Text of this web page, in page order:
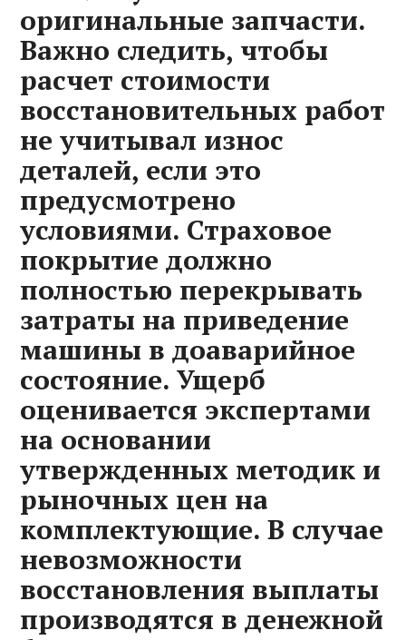
оригинальные запчасти.
Важно следить, чтобы
расчет стоимости
восстановительных работ
не учитывал износ
деталей, если это
предусмотрено
условиями. Страховое
покрытие должно
полностью перекрывать
затраты на приведение
машины в доаварийное
состояние. Ущерб
оценивается экспертами
на основании
утвержденных методик и
рыночных цен на
комплектующие. В случае
невозможности
восстановления выплаты
производятся в денежной